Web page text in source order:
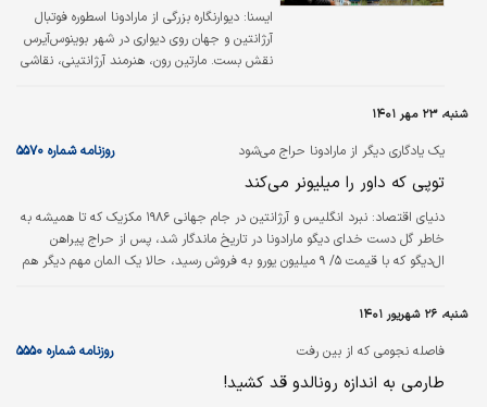
ایسنا: دیوارنگاره بزرگی از مارادونا اسطوره فوتبال
آرژانتین و جهان روی دیواری در شهر بوینوس‌آیرس
نقش بست. مارتین رون، هنرمند آرژانتینی، نقاشی
شنبه، ۲۳ مهر ۱۴۰۱
یک یادگاری دیگر از مارادونا حراج می‌شود روزنامه شماره ۵۵۷۰
توپی که داور را میلیونر می‌کند
دنياي اقتصاد:
نبرد انگلیس و آرژانتین در جام جهانی ۱۹۸۶ مکزیک که تا همیشه به
خاطر گل دست خدای دیگو مارادونا در تاریخ ماندگار شد، پس از حراج پیراهن
ال‌دیگو که با قیمت ۵/ ۹ میلیون یورو به فروش رسید، حالا یک المان مهم دیگر هم
به حراج گذاشته شود و کارشناسان اطمینان دارند که رکورد شکسته شده و قیمت
شروع این حراج احتمالا سه میلیون یورو خواهد بود. این در واقع همان توپی است
که مارادونا با آن دو گل به یاد ماندنی در جام‌جهانی را به ثمر…
شنبه، ۲۶ شهریور ۱۴۰۱
فاصله نجومی که از بین رفت روزنامه شماره ۵۵۵۰
طارمی به اندازه رونالدو قد کشید!